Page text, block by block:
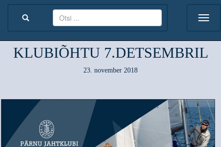
KLUBIÕHTU 7.DETSEMBRIL
23. november 2018